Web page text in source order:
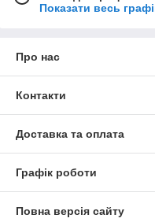
Показати весь
Про нас
Контакти
Доставка та оплата
Графік роботи
Повна версія сайту